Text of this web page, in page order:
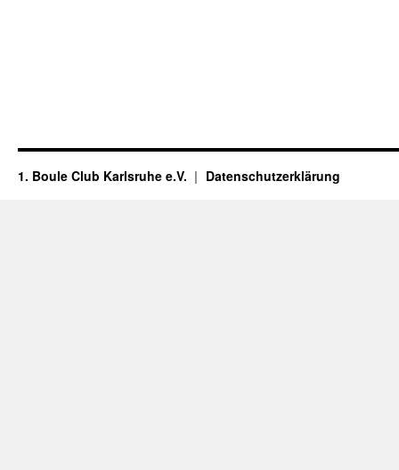
1. Boule Club Karlsruhe e.V. Datenschutzerklärung